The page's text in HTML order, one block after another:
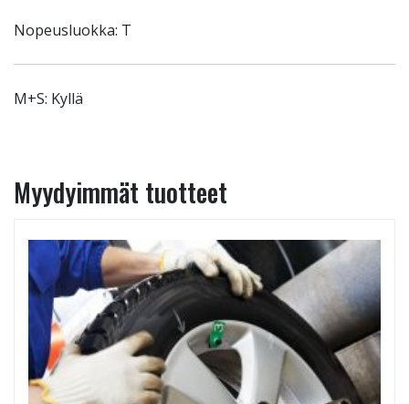
Nopeusluokka: T
M+S: Kyllä
Myydyimmät tuotteet